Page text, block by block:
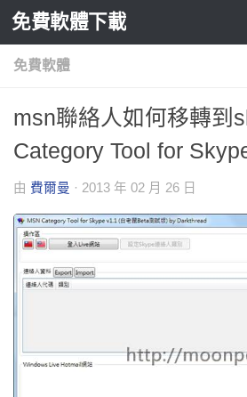
Skip to content
免費軟體下載
免費軟體
msn聯絡人如何移轉到
Category Tool for
由 費爾曼 · 2013 年 02 月 26 日